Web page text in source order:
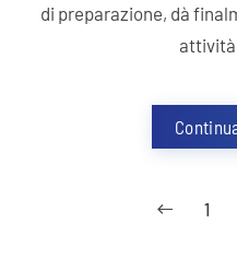
di preparazione, dà
1